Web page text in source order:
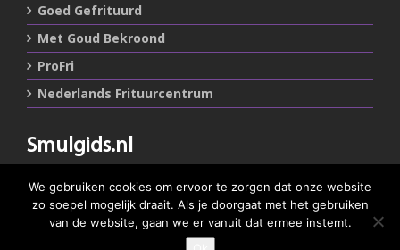
Goed Gefrituurd
Met Goud Bekroond
ProFri
Nederlands Frituurcentrum
Smulgids.nl
Blaarthemseweg 72
5502 JW Veldhoven
We gebruiken cookies om ervoor te zorgen dat onze website
zo soepel mogelijk draait. Als je doorgaat met het gebruiken
van de website, gaan we er vanuit dat ermee instemt.